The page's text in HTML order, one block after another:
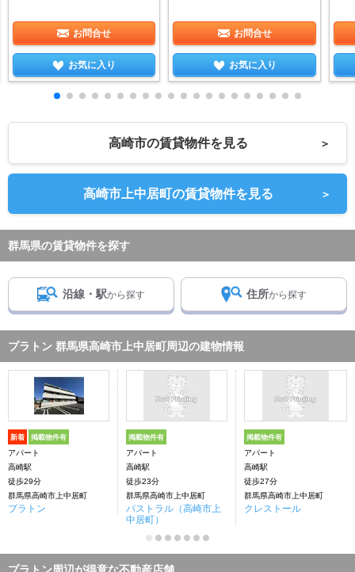
お問合せ
お気に入り
お問合せ
お気に入り
高崎市の賃貸物件を見る ＞
高崎市上中居町の賃貸物件を見る ＞
群馬県の賃貸物件を探す
沿線・駅から探す 住所から探す
プラトン 群馬県高崎市上中居町周辺の建物情報
新着 掲載物件有
アパート
高崎駅
徒歩29分
群馬県高崎市上中居町
プラトン
掲載物件有
アパート
高崎駅
徒歩23分
群馬県高崎市上中居町
パストラル（高崎市上
中居町）
掲載物件有
アパート
高崎駅
徒歩27分
群馬県高崎市上中居町
クレストール